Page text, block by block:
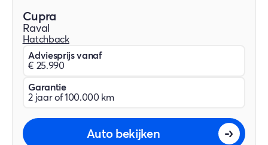
Cupra
Raval
Hatchback
Adviesprijs vanaf
€ 25.990
Garantie
2 jaar of 100.000 km
Auto bekijken